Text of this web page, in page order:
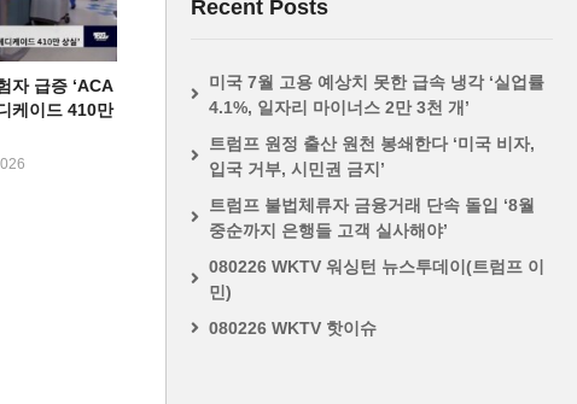
자 급증 ‘ACA
케이드 410만
Recent Posts
미국 7월 고용 예상치 못한 급속 냉각 ‘실업률
4.1%, 일자리 마이너스 2만 3천 개’
트럼프 원정 출산 원천 봉쇄한다 ‘미국 비자,
입국 거부, 시민권 금지’
트럼프 불법체류자 금융거래 단속 돌입 ‘8월
중순까지 은행들 고객 실사해야’
080226 WKTV 워싱턴 뉴스투데이(트럼프 이
민)
080226 WKTV 핫이슈